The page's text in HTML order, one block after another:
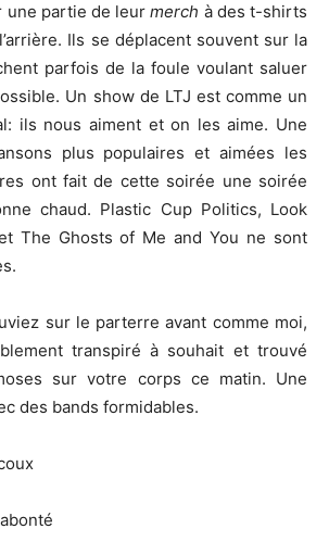
une partie de leurmerch à des t-shirts
Ils se déplacent souvent sur la
parfois de la foule voulant saluer
Un show de LTJ est comme un
ils nous aiment et on les aime. Une
plus populaires et aimées les
ont fait de cette soirée une soirée
chaud. Plastic Cup Politics, Look
The Ghosts of Me and You ne sont
sur le parterre avant comme moi,
transpiré à souhait et trouvé
sur votre corps ce matin. Une
des bands formidables.